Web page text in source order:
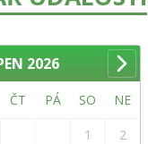
2026
ČT PÁ SO NE
1
2